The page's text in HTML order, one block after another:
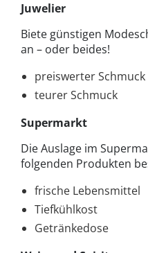
Juwelier
Biete günstigen
an – oder beides!
preiswerter Schmuck
teurer Schmuck
Supermarkt
Die Auslage im
folgenden Produkten
frische Lebensmittel
Tiefkühlkost
Getränkedose